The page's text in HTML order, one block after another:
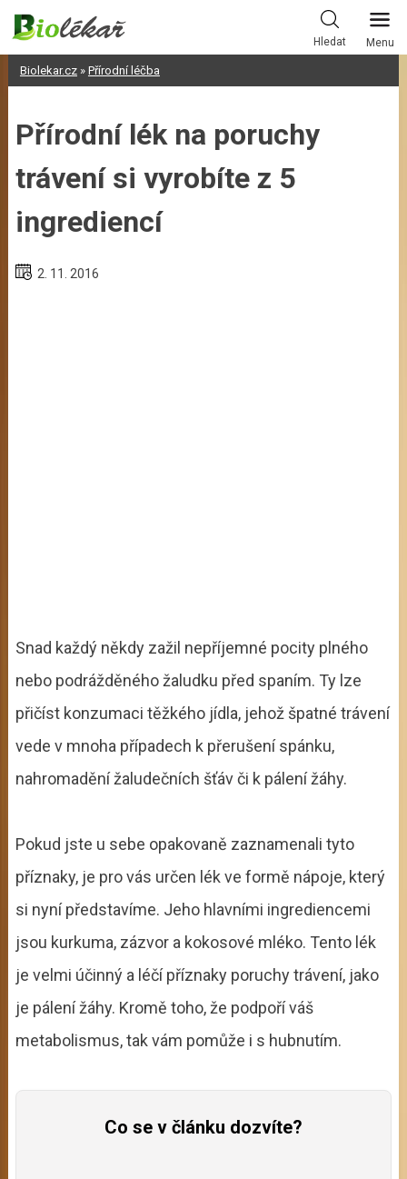
Skip
content
Hledat Menu
Biolekar.cz» Přírodní léčba
Přírodní lék na poruchy
trávení si vyrobíte z 5
ingrediencí
2. 11. 2016
Snad každý někdy zažil nepříjemné pocity plného
nebo podrážděného žaludku před spaním. Ty lze
přičíst konzumaci těžkého jídla, jehož špatné trávení
vede v mnoha případech k přerušení spánku,
nahromadění žaludečních šťáv či k pálení žáhy.
Pokud jste u sebe opakovaně zaznamenali tyto
příznaky, je pro vás určen lék ve formě nápoje, který
si nyní představíme. Jeho hlavními ingrediencemi
jsou kurkuma, zázvor a kokosové mléko. Tento lék
je velmi účinný a léčí příznaky poruchy trávení, jako
je pálení žáhy. Kromě toho, že podpoří váš
metabolismus, tak vám pomůže i s hubnutím.
Co se v článku dozvíte?